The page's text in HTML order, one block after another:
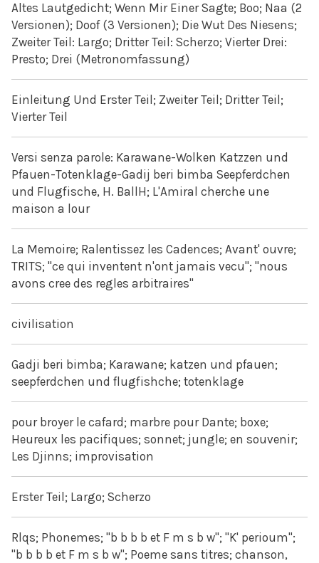
Altes Lautgedicht; Wenn Mir Einer Sagte; Boo; Naa (2
Versionen); Doof (3 Versionen); Die Wut Des Niesens;
Zweiter Teil: Largo; Dritter Teil: Scherzo; Vierter Drei:
Presto; Drei (Metronomfassung)
Einleitung Und Erster Teil; Zweiter Teil; Dritter Teil;
Vierter Teil
Versi senza parole: Karawane-Wolken Katzzen und
Pfauen-Totenklage-Gadij beri bimba Seepferdchen
und Flugfische, H. BallH; L'Amiral cherche une
maison a lour
La Memoire; Ralentissez les Cadences; Avant' ouvre;
TRITS; "ce qui inventent n'ont jamais vecu"; "nous
avons cree des regles arbitraires"
civilisation
Gadji beri bimba; Karawane; katzen und pfauen;
seepferdchen und flugfishche; totenklage
pour broyer le cafard; marbre pour Dante; boxe;
Heureux les pacifiques; sonnet; jungle; en souvenir;
Les Djinns; improvisation
Erster Teil; Largo; Scherzo
Rlqs; Phonemes; "b b b b et F m s b w"; "K' perioum";
"b b b b et F m s b w"; Poeme sans titres; chanson,